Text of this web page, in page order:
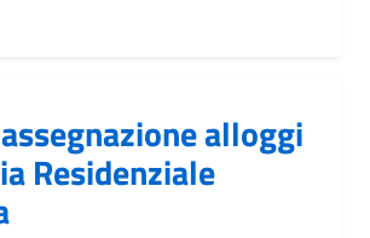
alloggi
Residenziale